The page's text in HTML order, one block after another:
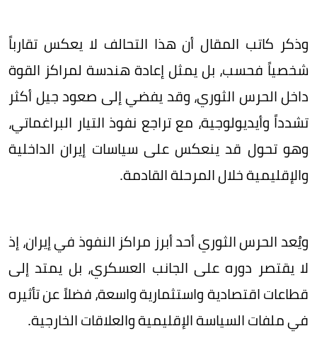
وذكر كاتب المقال أن هذا التحالف لا يعكس تقارباً
شخصياً فحسب، بل يمثل إعادة هندسة لمراكز القوة
داخل الحرس الثوري، وقد يفضي إلى صعود جيل أكثر
تشدداً وأيديولوجية، مع تراجع نفوذ التيار البراغماتي،
وهو تحول قد ينعكس على سياسات إيران الداخلية
والإقليمية خلال المرحلة القادمة.
ويُعد الحرس الثوري أحد أبرز مراكز النفوذ في إيران، إذ
لا يقتصر دوره على الجانب العسكري، بل يمتد إلى
قطاعات اقتصادية واستثمارية واسعة، فضلاً عن تأثيره
في ملفات السياسة الإقليمية والعلاقات الخارجية.